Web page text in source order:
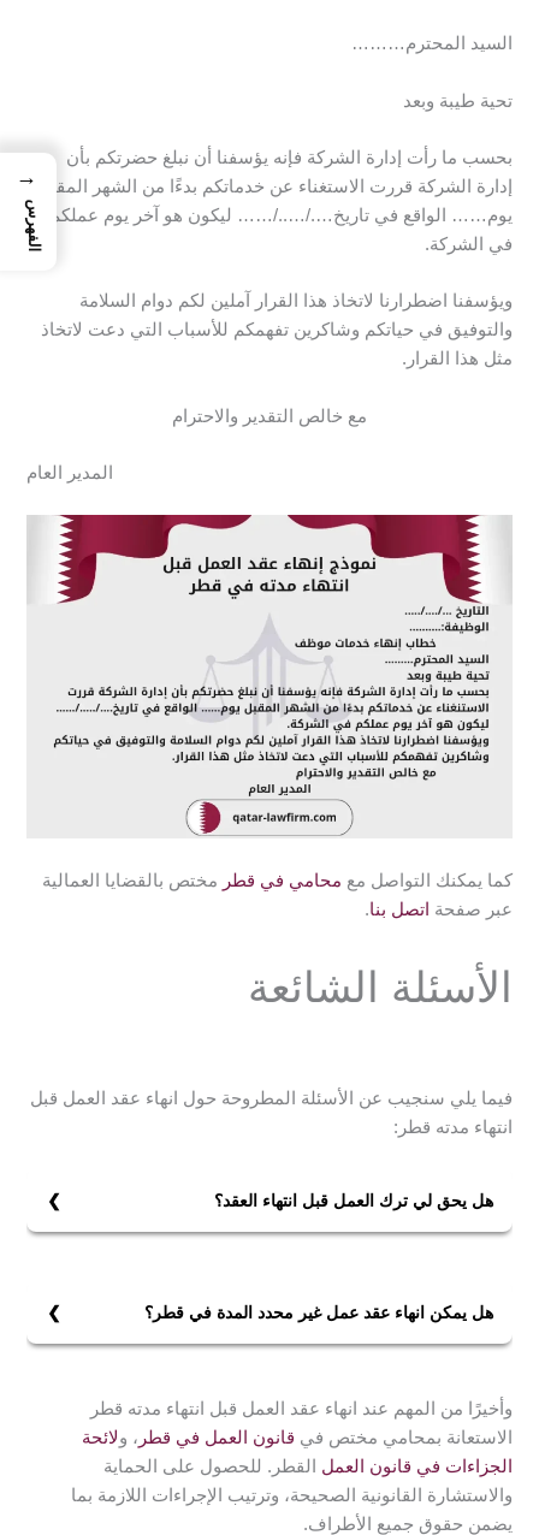
السيد المحترم………
تحية طيبة وبعد
بحسب ما رأت إدارة الشركة فإنه يؤسفنا أن نبلغ حضرتكم بأن
إدارة الشركة قررت الاستغناء عن خدماتكم بدءًا من الشهر المقبل
يوم…… الواقع في تاريخ…./…../…… ليكون هو آخر يوم عملكم
في الشركة.
ويؤسفنا اضطرارنا لاتخاذ هذا القرار آملين لكم دوام السلامة
والتوفيق في حياتكم وشاكرين تفهمكم للأسباب التي دعت لاتخاذ
مثل هذا القرار.
مع خالص التقدير والاحترام
المدير العام
كما يمكنك التواصل مع محامي في قطر مختص بالقضايا العمالية
عبر صفحة اتصل بنا.
الأسئلة الشائعة
فيما يلي سنجيب عن الأسئلة المطروحة حول انهاء عقد العمل قبل
انتهاء مدته قطر:
هل يحق لي ترك العمل قبل انتهاء العقد؟
لديه أكثر من سنتين عمل لدى الشركة. ويجب تقديم تقديم
هل يمكن انهاء عقد عمل غير محدد المدة في قطر؟
مراعاة مدة الإخطار التي نص عليها القانون. ولكنه يترتب
على الطرف الذي أنهى العقد تعويض يقدمه للطرف الآخر
يكون بنفس قيمة أجر العامل، ولا يتجاوز قيمة بدل الإخطار.
وأخيرًا من المهم عند انهاء عقد العمل قبل انتهاء مدته قطر
الاستعانة بمحامي مختص في قانون العمل في قطر ، ولائحة
الجزاءات في قانون العمل القطر. للحصول على الحماية
والاستشارة القانونية الصحيحة، وترتيب الإجراءات اللازمة بما
يضمن حقوق جميع الأطراف.
→
الفهرس